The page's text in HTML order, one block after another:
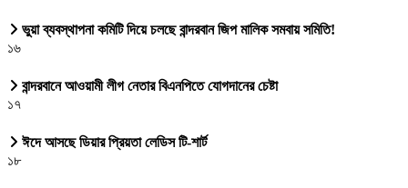
ভুয়া ব্যবস্থাপনা কমিটি দিয়ে চলছে বান্দরবান জিপ মালিক সমবায় সমিতি!
১৬
বান্দরবানে আওয়ামী লীগ নেতার বিএনপিতে যোগদানের চেষ্টা
১৭
ঈদে আসছে ডিয়ার প্রিয়তা লেডিস টি-শার্ট
১৮